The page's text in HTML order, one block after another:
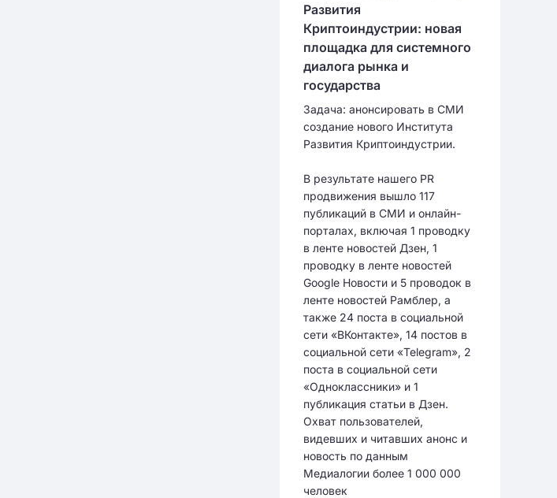
Развития
Криптоиндустрии: новая
площадка для системного
диалога рынка и
государства
Задача: анонсировать в СМИ
создание нового Института
Развития Криптоиндустрии.
В результате нашего PR
продвижения вышло 117
публикаций в СМИ и онлайн-
порталах, включая 1 проводку
в ленте новостей Дзен, 1
проводку в ленте новостей
Google Новости и 5 проводок в
ленте новостей Рамблер, а
также 24 поста в социальной
сети «ВКонтакте», 14 постов в
социальной сети «Telegram», 2
поста в социальной сети
«Одноклассники» и 1
публикация статьи в Дзен.
Охват пользователей,
видевших и читавших анонс и
новость по данным
Медиалогии более 1 000 000
человек